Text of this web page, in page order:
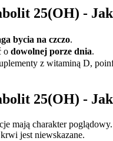
25(OH) -
bycia na czczo.
o dowolnej porze dnia.
z witaminą D,
25(OH) -
mają charakter
jest niewskazane.